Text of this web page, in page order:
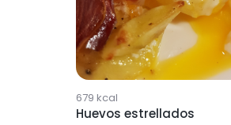
679 kcal
Huevos estrellados